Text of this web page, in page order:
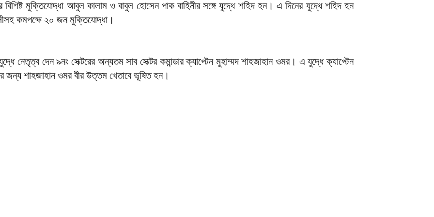
মুক্তিযোদ্ধা আবুল কালাম ও বাবুল হোসেন পাক বাহিনীর সঙ্গে যুদ্ধে শহিদ হন। এ দিনের যুদ্ধে শহিদ হন
কমপক্ষে ২০ জন মুক্তিযোদ্ধা।
নেতৃত্ব দেন ৯নং সেক্টরের অন্যতম সাব সেক্টর কমান্ডার ক্যাপ্টেন মুহাম্মদ শাহজাহান ওমর। এ যুদ্ধে ক্যাপ্টেন
জন্য শাহজাহান ওমর বীর উত্তম খেতাবে ভূষিত হন।